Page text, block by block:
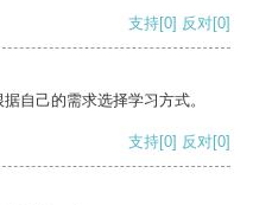
支持[0] 反对[0]
自己的需求选择学习方式。
支持[0] 反对[0]